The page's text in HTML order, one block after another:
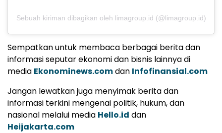
Sebuah kiriman dibagikan oleh limagroup.id (@limagroup.id)
Sempatkan untuk membaca berbagai berita dan
informasi seputar ekonomi dan bisnis lainnya di
media Ekonominews.comdan Infofinansial.com
Jangan lewatkan juga menyimak berita dan
informasi terkini mengenai politik, hukum, dan
nasional melalui media Hello.id dan
Heijakarta.com